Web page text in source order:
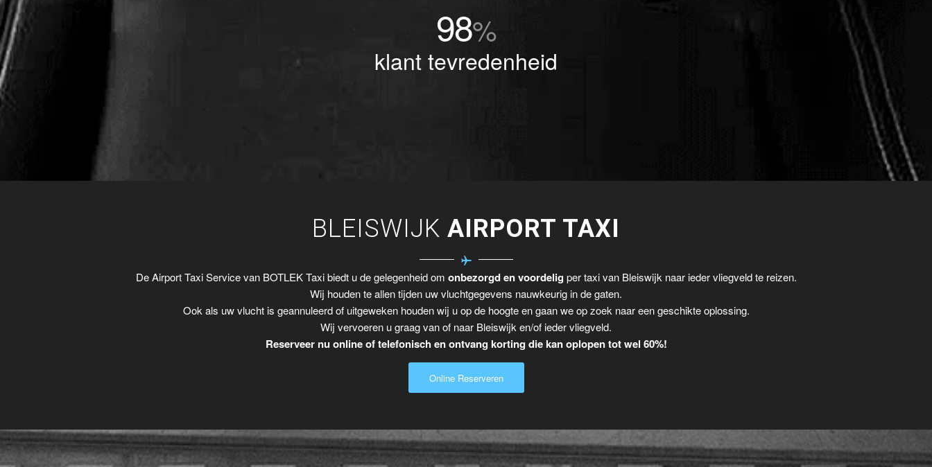
98%
klant tevredenheid
BLEISWIJK AIRPORT TAXI
De Airport Taxi Service van BOTLEK Taxi biedt u de gelegenheid om onbezorgd en voordelig per taxi van Bleiswijk naar ieder vliegveld te reizen.
Wij houden te allen tijden uw vluchtgegevens nauwkeurig in de gaten.
Ook als uw vlucht is geannuleerd of uitgeweken houden wij u op de hoogte en gaan we op zoek naar een geschikte oplossing.
Wij vervoeren u graag van of naar Bleiswijk en/of ieder vliegveld.
Reserveer nu online of telefonisch en ontvang korting die kan oplopen tot wel 60%!
Online Reserveren